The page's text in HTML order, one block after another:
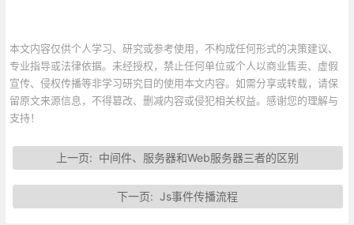
本文内容仅供个人学习、研究或参考使用，不构成任何形式的决策建议、
专业指导或法律依据。未经授权，禁止任何单位或个人以商业售卖、虚假
宣传、侵权传播等非学习研究目的使用本文内容。如需分享或转载，请保
留原文来源信息，不得篡改、删减内容或侵犯相关权益。感谢您的理解与
支持！
上一页: 中间件、服务器和Web服务器三者的区别
下一页:Js事件传播流程